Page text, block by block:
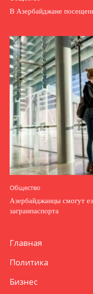
В Азербайджане
Общество
Азербайджанцы смогут
загранпаспорта
Главная
Политика
Бизнес